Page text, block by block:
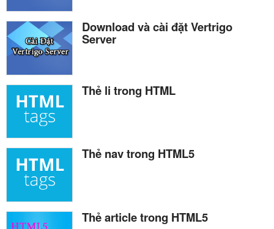
Download và cài đặt Vertrigo
Server
Thẻ li trong HTML
Thẻ nav trong HTML5
Thẻ article trong HTML5